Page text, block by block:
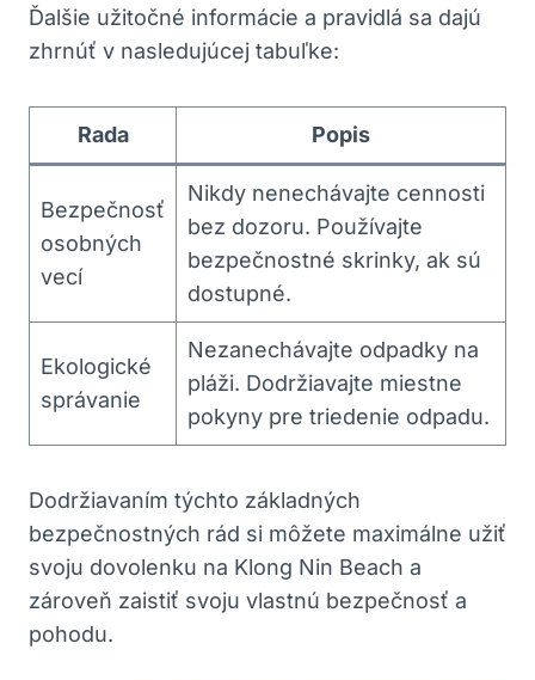
Ďalšie užitočné informácie a pravidlá sa dajú
zhrnúť v nasledujúcej tabuľke:
Rada Popis
Bezpečnosť
osobných
vecí
Nikdy nenechávajte cennosti
bez dozoru. Používajte
bezpečnostné skrinky, ak sú
dostupné.
Ekologické
správanie
Nezanechávajte odpadky na
pláži. Dodržiavajte miestne
pokyny pre triedenie odpadu.
Dodržiavaním týchto základných
bezpečnostných rád si môžete maximálne užiť
svoju dovolenku na Klong Nin Beach a
zároveň zaistiť svoju vlastnú bezpečnosť a
pohodu.